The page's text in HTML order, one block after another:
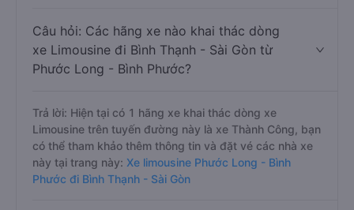
Câu hỏi: Các hãng xe nào khai thác dòng
xe Limousine đi Bình Thạnh - Sài Gòn từ
Phước Long - Bình Phước?
Trả lời: Hiện tại có 1 hãng xe khai thác dòng xe
Limousine trên tuyến đường này là xe Thành Công, bạn
có thể tham khảo thêm thông tin và đặt vé các nhà xe
này tại trang này: Xe limousine Phước Long - Bình
Phước đi Bình Thạnh - Sài Gòn